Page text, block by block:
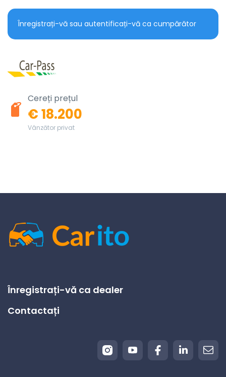
Înregistrați-vă sau autentificați-vă ca cumpărător
Cereți prețul
€ 18.200
Vânzător privat
Înregistrați-vă ca dealer
Contactați